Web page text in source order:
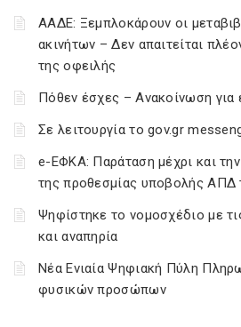
ΑΑΔΕ: Ξεμπλοκάρουν οι
ακινήτων – Δεν απαιτείται
της οφειλής
Πόθεν έσχες – Ανακοίνωση για
Σε λειτουργία το gov.gr
e-ΕΦΚΑ: Παράταση μέχρι και
της προθεσμίας υποβολής
Ψηφίστηκε το νομοσχέδιο με
και αναπηρία
Νέα Ενιαία Ψηφιακή Πύλη
φυσικών προσώπων